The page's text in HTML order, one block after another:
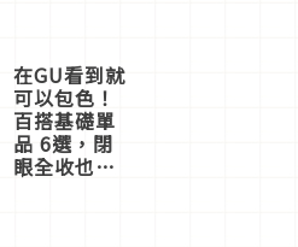
在GU看到就
可以包色！
百搭基礎單
品 6選，閉
眼全收也不